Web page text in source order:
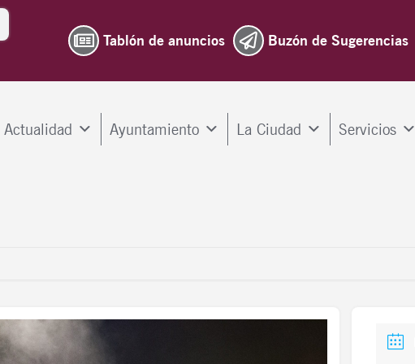
Tablón de anuncios Buzón de Sugerencias
Actualidad Ayuntamiento La Ciudad Servicios